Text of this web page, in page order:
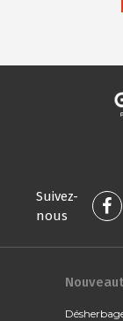
Suivez-
nous